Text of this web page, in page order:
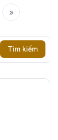
»
Tìm kiếm